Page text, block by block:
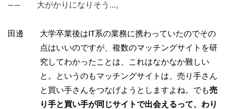
―― 大がかりになりそう…。
田邊 大学卒業後はIT系の業務に携わっていたのでその
点はいいのですが、複数のマッチングサイトを研
究してわかったことは、これはなかなか難しい
と。というのもマッチングサイトは、売り手さん
と買い手さんをつなげようとしますよね。でも売
り手と買い手が同じサイトで出会えるって、わり